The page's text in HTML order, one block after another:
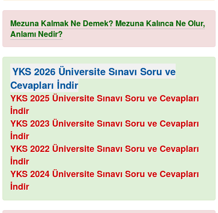
Mezuna Kalmak Ne Demek? Mezuna Kalınca Ne Olur,
Anlamı Nedir?
YKS 2026 Üniversite Sınavı Soru ve
Cevapları İndir
YKS 2025 Üniversite Sınavı Soru ve Cevapları
İndir
YKS 2023 Üniversite Sınavı Soru ve Cevapları
İndir
YKS 2022 Üniversite Sınavı Soru ve Cevapları
İndir
YKS 2024 Üniversite Sınavı Soru ve Cevapları
İndir